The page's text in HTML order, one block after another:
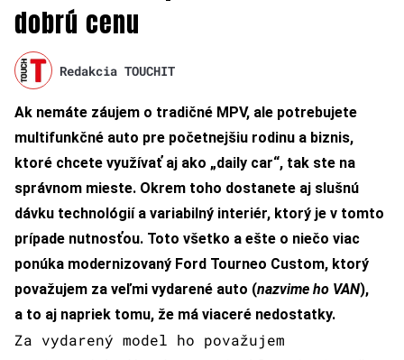
dobrú cenu
Redakcia TOUCHIT
Ak nemáte záujem o tradičné MPV, ale potrebujete
multifunkčné auto pre početnejšiu rodinu a biznis,
ktoré chcete využívať aj ako „daily car“, tak ste na
správnom mieste. Okrem toho dostanete aj slušnú
dávku technológií a variabilný interiér, ktorý je v tomto
prípade nutnosťou. Toto všetko a ešte o niečo viac
ponúka modernizovaný Ford Tourneo Custom, ktorý
považujem za veľmi vydarené auto (nazvime ho VAN),
a to aj napriek tomu, že má viaceré nedostatky.
Za vydarený model ho považujem